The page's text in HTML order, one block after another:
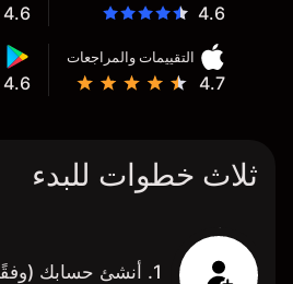
4.6
التقييمات والمراجعات
4.7
4.6
4.6
ثلاث خطوات للبدء
1. أنشئ حسابك (وفقًا لمعايير الأهلية)